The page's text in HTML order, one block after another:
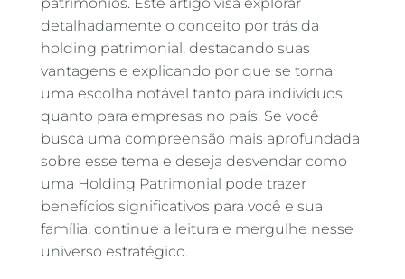
detalhadamente o conceito por trás da
holding patrimonial, destacando suas
vantagens e explicando por que se torna
uma escolha notável tanto para indivíduos
quanto para empresas no país. Se você
busca uma compreensão mais aprofundada
sobre esse tema e deseja desvendar como
uma Holding Patrimonial pode trazer
benefícios significativos para você e sua
família, continue a leitura e mergulhe nesse
universo estratégico.